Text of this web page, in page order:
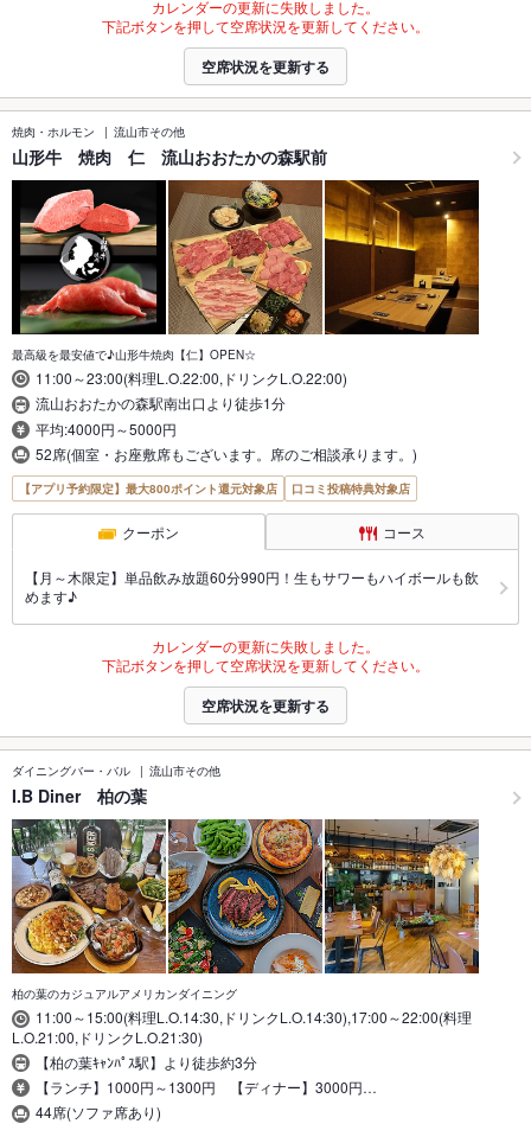
カレンダーの更新に失敗しました。
下記ボタンを押して空席状況を更新してください。
空席状況を更新する
焼肉・ホルモン 流山市その他
山形牛 焼肉 仁 流山おおたかの森駅前
最高級を最安値で♪山形牛焼肉【仁】OPEN☆
11:00～23:00(料理L.O.22:00,ドリンクL.O.22:00)
流山おおたかの森駅南出口より徒歩1分
平均:4000円～5000円
52席(個室・お座敷席もございます。席のご相談承ります。)
【アプリ予約限定】最大800ポイント還元対象店 口コミ投稿特典対象店
クーポン コース
【月～木限定】単品飲み放題60分990円！生もサワーもハイボールも飲
めます♪
カレンダーの更新に失敗しました。
下記ボタンを押して空席状況を更新してください。
空席状況を更新する
ダイニングバー・バル 流山市その他
I.B Diner 柏の葉
柏の葉のカジュアルアメリカンダイニング
11:00～15:00(料理L.O.14:30,ドリンクL.O.14:30),17:00～22:00(料理
L.O.21:00,ドリンクL.O.21:30)
【柏の葉ｷｬﾝﾊﾟｽ駅】より徒歩約3分
【ランチ】1000円～1300円 【ディナー】3000円…
44席(ソファ席あり)